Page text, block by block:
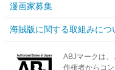
漫画家募集
海賊版に関する取組みにつ
ABJマークは
作権者からコ